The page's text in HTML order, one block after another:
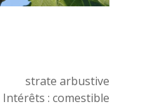
strate arbustive
Intérêts : comestible